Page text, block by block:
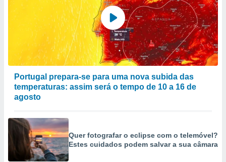
Portugal prepara-se para uma nova subida das
temperaturas: assim será o tempo de 10 a 16 de
agosto
Quer fotografar o eclipse com o telemóvel?
Estes cuidados podem salvar a sua câmara